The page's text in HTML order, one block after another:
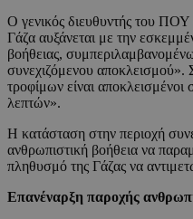
Ο γενικός διευθυντής του ΠΟΥ
Γάζα αυξάνεται με την
βοήθειας,
συνεχιζόμενου αποκλεισμού».
τροφίμων είναι
λεπτών».
Η κατάσταση στην περιοχή
ανθρωπιστική βοήθεια να
πληθυσμό της Γάζας να
Επανέναρξη παροχής